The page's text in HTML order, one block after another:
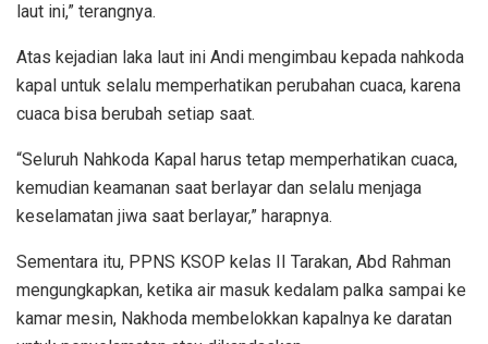
laut ini,” terangnya.
Atas kejadian laka laut ini Andi mengimbau kepada nahkoda
kapal untuk selalu memperhatikan perubahan cuaca, karena
cuaca bisa berubah setiap saat.
“Seluruh Nahkoda Kapal harus tetap memperhatikan cuaca,
kemudian keamanan saat berlayar dan selalu menjaga
keselamatan jiwa saat berlayar,” harapnya.
Sementara itu, PPNS KSOP kelas II Tarakan, Abd Rahman
mengungkapkan, ketika air masuk kedalam palka sampai ke
kamar mesin, Nakhoda membelokkan kapalnya ke daratan